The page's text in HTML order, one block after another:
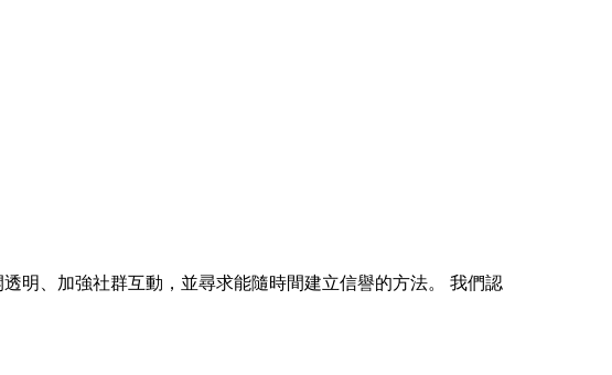
明、加強社群互動，並尋求能隨時間建立信譽的方法。 我們認